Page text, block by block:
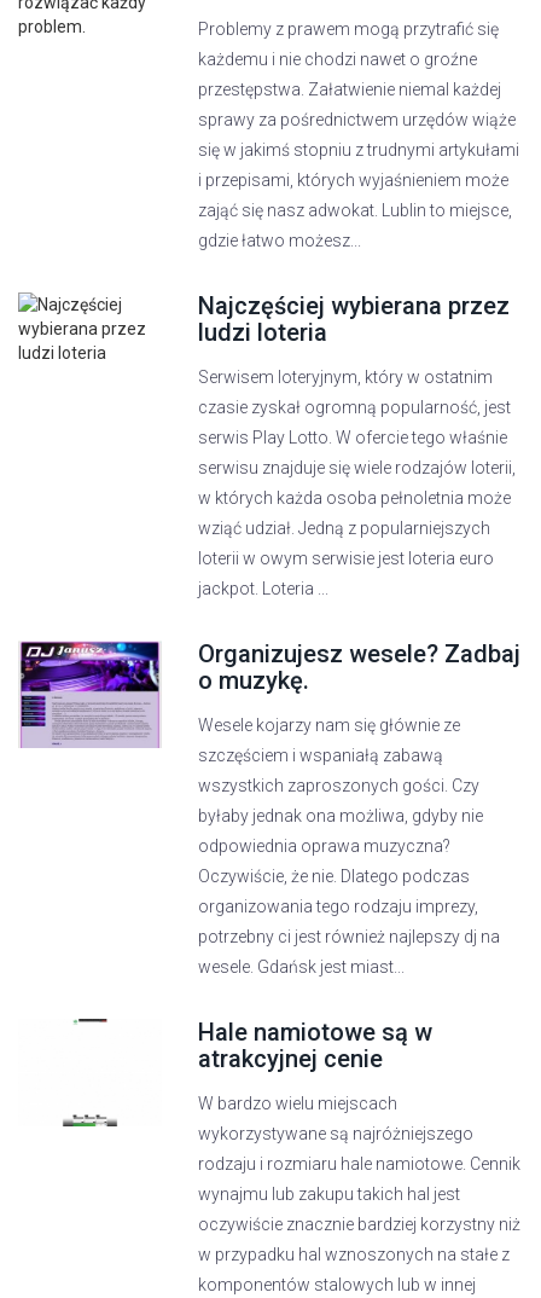
Problemy z prawem mogą przytrafić się
każdemu i nie chodzi nawet o groźne
przestępstwa. Załatwienie niemal każdej
sprawy za pośrednictwem urzędów wiąże
się w jakimś stopniu z trudnymi artykułami
i przepisami, których wyjaśnieniem może
zająć się nasz adwokat. Lublin to miejsce,
gdzie łatwo możesz...
Najczęściej wybierana przez
ludzi loteria
Serwisem loteryjnym, który w ostatnim
czasie zyskał ogromną popularność, jest
serwis Play Lotto. W ofercie tego właśnie
serwisu znajduje się wiele rodzajów loterii,
w których każda osoba pełnoletnia może
wziąć udział. Jedną z popularniejszych
loterii w owym serwisie jest loteria euro
jackpot. Loteria ...
Organizujesz wesele? Zadbaj
o muzykę.
Wesele kojarzy nam się głównie ze
szczęściem i wspaniałą zabawą
wszystkich zaproszonych gości. Czy
byłaby jednak ona możliwa, gdyby nie
odpowiednia oprawa muzyczna?
Oczywiście, że nie. Dlatego podczas
organizowania tego rodzaju imprezy,
potrzebny ci jest również najlepszy dj na
wesele. Gdańsk jest miast...
Hale namiotowe są w
atrakcyjnej cenie
W bardzo wielu miejscach
wykorzystywane są najróżniejszego
rodzaju i rozmiaru hale namiotowe. Cennik
wynajmu lub zakupu takich hal jest
oczywiście znacznie bardziej korzystny niż
w przypadku hal wznoszonych na stałe z
komponentów stalowych lub w innej